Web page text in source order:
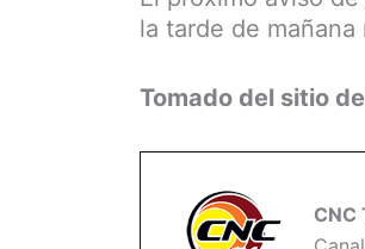
la tarde de mañana
Tomado del sitio
CNC